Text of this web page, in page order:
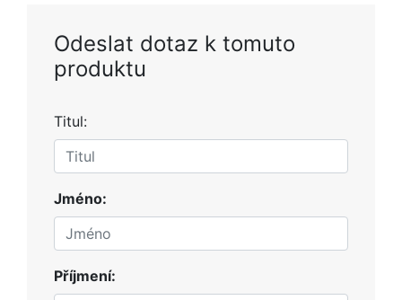
Odeslat dotaz k tomuto
produktu
Titul:
Jméno:
Příjmení: